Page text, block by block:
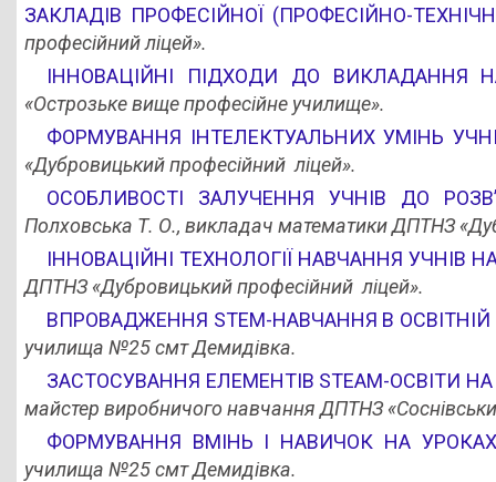
ЗАКЛАДІВ ПРОФЕСІЙНОЇ (ПРОФЕСІЙНО-
професійний ліцей».
ІННОВАЦІЙНІ ПІДХОДИ ДО ВИКЛАДАННЯ
«Острозьке вище професійне училище».
ФОРМУВАННЯ ІНТЕЛЕКТУАЛЬНИХ УМІНЬ
«Дубровицький професійний ліцей».
ОСОБЛИВОСТІ ЗАЛУЧЕННЯ УЧНІВ ДО
Полховська Т. О., викладач математики ДПТНЗ
ІННОВАЦІЙНІ ТЕХНОЛОГІЇ НАВЧАННЯ УЧНІВ
ДПТНЗ «Дубровицький професійний ліцей».
ВПРОВАДЖЕННЯ STEM-НАВЧАННЯ В
училища №25 смт Демидівка.
ЗАСТОСУВАННЯ ЕЛЕМЕНТІВ STEAM-ОСВІТИ
майстер виробничого навчання ДПТНЗ
ФОРМУВАННЯ ВМІНЬ І НАВИЧОК НА УРОКАХ
училища №25 смт Демидівка.